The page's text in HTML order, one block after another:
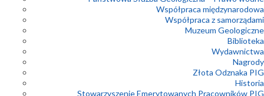
Współpraca międzynarodowa
Współpraca z samorządami
Muzeum Geologiczne
Biblioteka
Wydawnictwa
Nagrody
Złota Odznaka PIG
Historia
Stowarzyszenie Emerytowanych Pracowników PIG